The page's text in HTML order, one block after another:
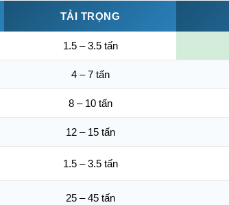
TẢI TRỌNG
1.5 – 3.5 tấn
4 – 7 tấn
8 – 10 tấn
12 – 15 tấn
1.5 – 3.5 tấn
25 – 45 tấn